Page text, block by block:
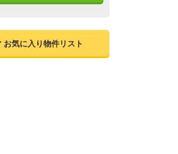
お気に入り物件リスト